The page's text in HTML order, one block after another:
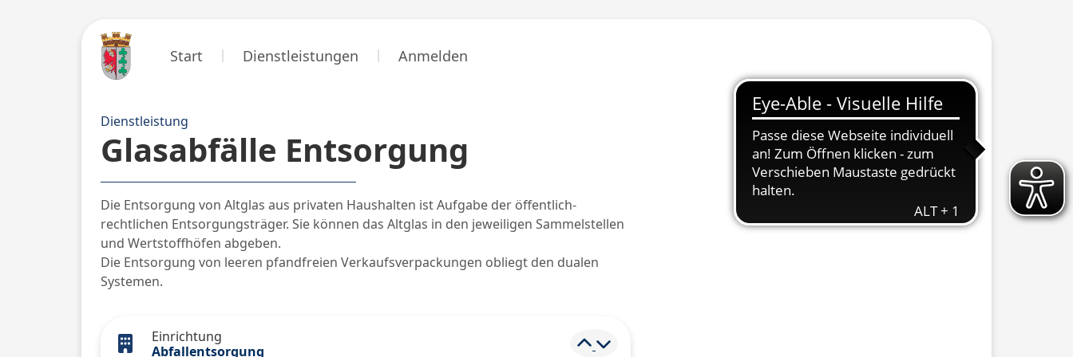
Start Dienstleistungen Anmelden
Dienstleistung
Glasabfälle Entsorgung
Die Entsorgung von Altglas aus privaten Haushalten ist Aufgabe der öffentlich-
rechtlichen Entsorgungsträger. Sie können das Altglas in den jeweiligen Sammelstellen
und Wertstoffhöfen abgeben.
Die Entsorgung von leeren pfandfreien Verkaufsverpackungen obliegt den dualen
Systemen.
Einrichtung
Abfallentsorgung
Element ein- und ausklappen